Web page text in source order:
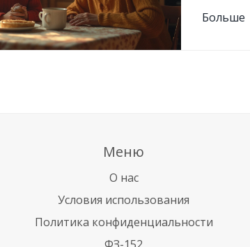
какие
Больше
Меню
О нас
Условия использования
Политика конфиденциальности